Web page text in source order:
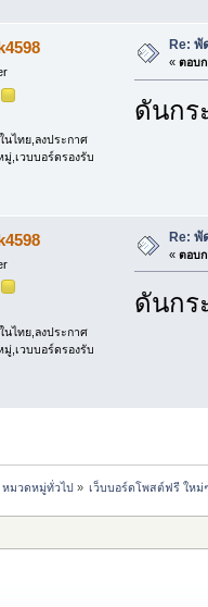
ไทย,ลงประกาศ
,เวบบอร์ดรองรับ
Re:
« ตอบก
ดันกร
ไทย,ลงประกาศ
,เวบบอร์ดรองรับ
Re:
« ตอบก
ดันกร
หมวดหมู่ทั่วไป» เว็บบอร์ดโพสต์ฟรี ให